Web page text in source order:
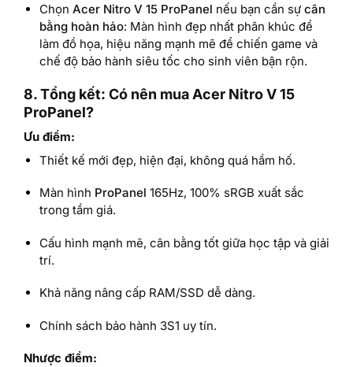
Chọn Acer Nitro V 15 ProPanel nếu bạn cần sự cân
bằng hoàn hảo: Màn hình đẹp nhất phân khúc để
làm đồ họa, hiệu năng mạnh mẽ để chiến game và
chế độ bảo hành siêu tốc cho sinh viên bận rộn.
8. Tổng kết: Có nên mua Acer Nitro V 15
ProPanel?
Ưu điểm:
Thiết kế mới đẹp, hiện đại, không quá hầm hố.
Màn hình ProPanel 165Hz, 100% sRGB xuất sắc
trong tầm giá.
Cấu hình mạnh mẽ, cân bằng tốt giữa học tập và giải
trí.
Khả năng nâng cấp RAM/SSD dễ dàng.
Chính sách bảo hành 3S1 uy tín.
Nhược điểm: